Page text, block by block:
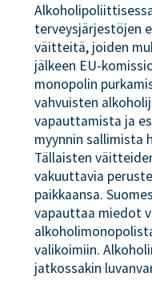
terveysjärjestöjen
väitteitä, joiden
jälkeen EU-
monopolin
vahvuisten
vapauttamista ja
myynnin sallimista
Tällaisten
vakuuttavia
paikkaansa.
vapauttaa miedot
valikoimiin.
jatkossakin